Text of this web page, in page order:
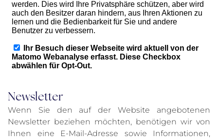
Newsletter
Wenn Sie den auf der Website angebotenen
Newsletter beziehen möchten, benötigen wir von
Ihnen eine E-Mail-Adresse sowie Informationen,